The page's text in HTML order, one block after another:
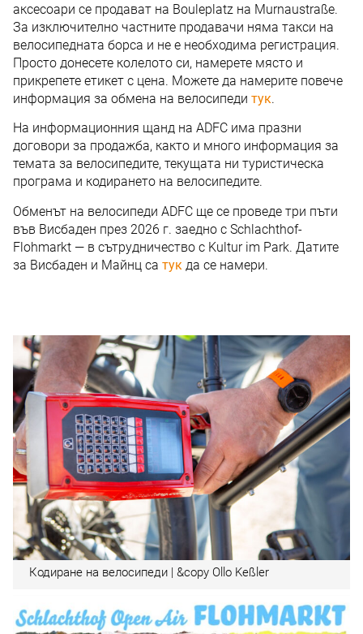
аксесоари се продават на Bouleplatz на Murnaustraße.
За изключително частните продавачи няма такси на
велосипедната борса и не е необходима регистрация.
Просто донесете колелото си, намерете място и
прикрепете етикет с цена. Можете да намерите повече
информация за обмена на велосипеди тук.
На информационния щанд на ADFC има празни
договори за продажба, както и много информация за
темата за велосипедите, текущата ни туристическа
програма и кодирането на велосипедите.
Обменът на велосипеди ADFC ще се проведе три пъти
във Висбаден през 2026 г. заедно с Schlachthof-
Flohmarkt — в сътрудничество с Kultur im Park. Датите
за Висбаден и Майнц са тук да се намери.
Кодиране на велосипеди | &copy Ollo Keßler